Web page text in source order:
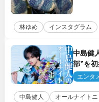
林ゆめ インスタグラム
中島健
部”を
エンタ
中島健人 オールナイト